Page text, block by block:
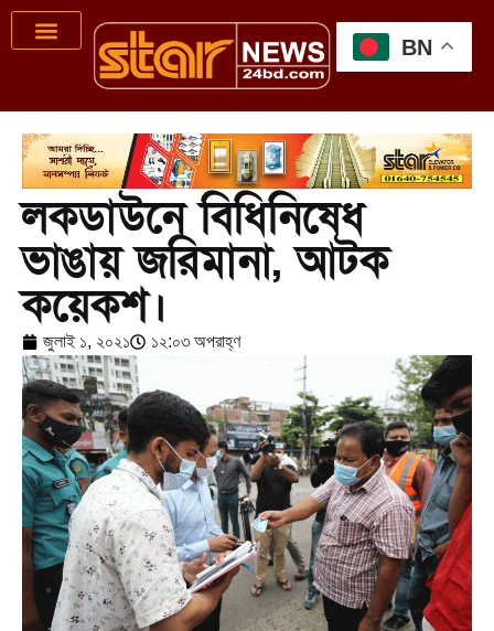
লকডাউনে বিধিনিষেধ
ভাঙায় জরিমানা, আটক
কয়েকশ।
জুলাই ১, ২০২১ ১২:০৩ অপরাহ্ণ
BN